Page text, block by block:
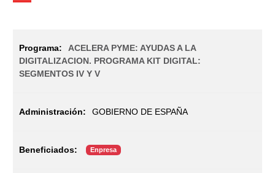
ACELERA PYME: AYUDAS A LA
DIGITALIZACION. PROGRAMA KIT DIGITAL:
SEGMENTOS IV Y V
GOBIERNO DE ESPAÑA
Enpresa